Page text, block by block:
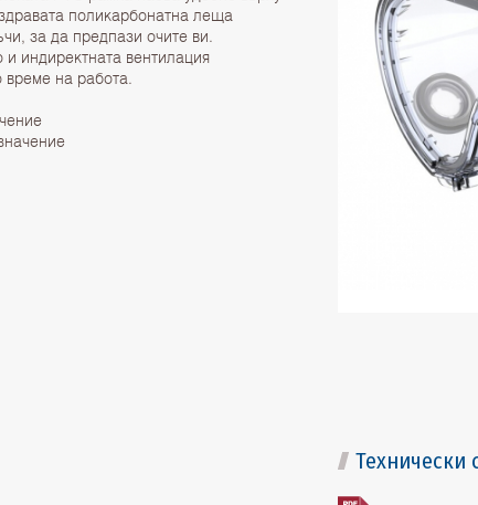
поликарбонатна леща
за да предпази очите ви.
индиректната вентилация
време на работа.
Технически